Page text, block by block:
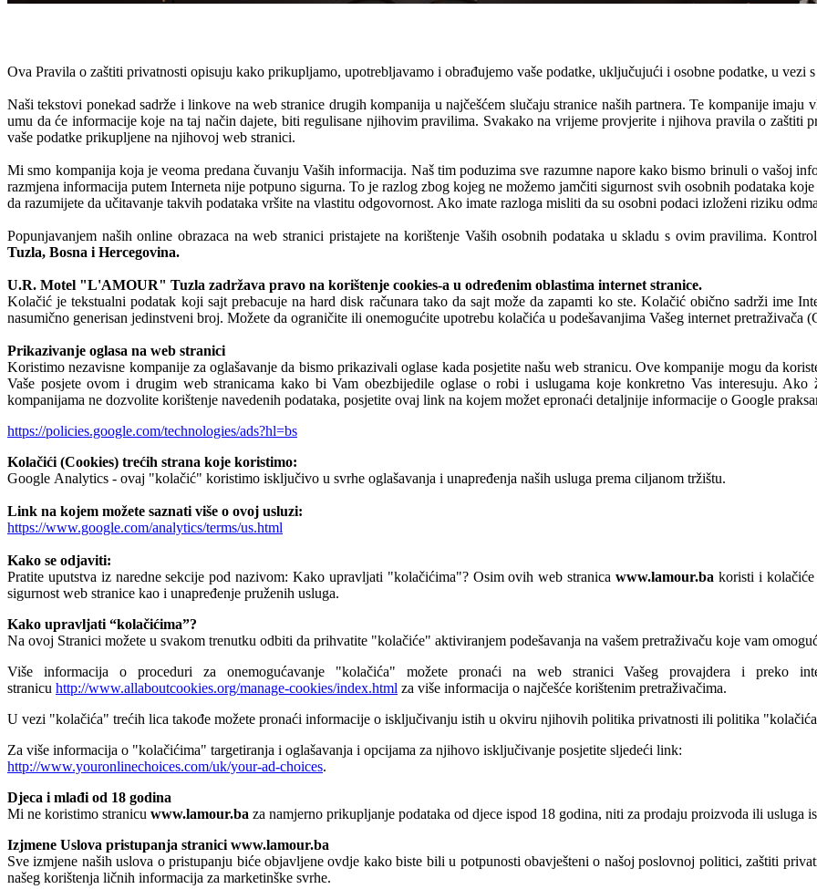
Ova Pravila o zaštiti privatnosti opisuju kako prikupljamo, upotrebljavamo i obrađujemo vaše podatke, uključujući i osobne podatke, u vezi
Naši tekstovi ponekad sadrže i linkove na web stranice drugih kompanija u najčešćem slučaju stranice naših partnera. Te kompanije
umu da će informacije koje na taj način dajete, biti regulisane njihovim pravilima. Svakako na vrijeme provjerite i njihova pravila o zaštiti
vaše podatke prikupljene na njihovoj web stranici.
Mi smo kompanija koja je veoma predana čuvanju Vaših informacija. Naš tim poduzima sve razumne napore kako bismo brinuli o vašoj
razmjena informacija putem Interneta nije potpuno sigurna. To je razlog zbog kojeg ne možemo jamčiti sigurnost svih osobnih podataka
da razumijete da učitavanje takvih podataka vršite na vlastitu odgovornost. Ako imate razloga misliti da su osobni podaci izloženi riziku
Popunjavanjem naših online obrazaca na web stranici pristajete na korištenje Vaših osobnih podataka u skladu s ovim pravilima.
Tuzla, Bosna i Hercegovina.
U.R. Motel "L'AMOUR" Tuzla zadržava pravo na korištenje cookies-a u određenim oblastima internet stranice.
Kolačić je tekstualni podatak koji sajt prebacuje na hard disk računara tako da sajt može da zapamti ko ste. Kolačić obično sadrži ime
nasumično generisan jedinstveni broj. Možete da ograničite ili onemogućite upotrebu kolačića u podešavanjima Vašeg internet pretraživača
Prikazivanje oglasa na web stranici
Koristimo nezavisne kompanije za oglašavanje da bismo prikazivali oglase kada posjetite našu web stranicu. Ove kompanije mogu da
Vaše posjete ovom i drugim web stranicama kako bi Vam obezbijedile oglase o robi i uslugama koje konkretno Vas interesuju.
kompanijama ne dozvolite korištenje navedenih podataka, posjetite ovaj link na kojem možet epronaći detaljnije informacije o Google
https://policies.google.com/technologies/ads?hl=bs
Kolačići (Cookies) trećih strana koje koristimo:
Google Analytics - ovaj "kolačić" koristimo isključivo u svrhe oglašavanja i unapređenja naših usluga prema ciljanom tržištu.
Link na kojem možete saznati više o ovoj usluzi:
https://www.google.com/analytics/terms/us.html
Kako se odjaviti:
Pratite uputstva iz naredne sekcije pod nazivom: Kako upravljati "kolačićima"? Osim ovih web stranica www.lamour.ba koristi i kolačiće
sigurnost web stranice kao i unapređenje pruženih usluga.
Kako upravljati “kolačićima”?
Na ovoj Stranici možete u svakom trenutku odbiti da prihvatite "kolačiće" aktiviranjem podešavanja na vašem pretraživaču koje vam
Više informacija o proceduri za onemogućavanje "kolačića" možete pronaći na web stranici Vašeg provajdera i preko
stranicu http://www.allaboutcookies.org/manage-cookies/index.html za više informacija o najčešće korištenim pretraživačima.
U vezi "kolačića" trećih lica takođe možete pronaći informacije o isključivanju istih u okviru njihovih politika privatnosti ili politika
Za više informacija o "kolačićima" targetiranja i oglašavanja i opcijama za njihovo isključivanje posjetite sljedeći link:
http://www.youronlinechoices.com/uk/your-ad-choices.
Djeca i mlađi od 18 godina
Mi ne koristimo stranicu www.lamour.ba za namjerno prikupljanje podataka od djece ispod 18 godina, niti za prodaju proizvoda ili usluga
Izjmene Uslova pristupanja stranici www.lamour.ba
Sve izmjene naših uslova o pristupanju biće objavljene ovdje kako biste bili u potpunosti obavješteni o našoj poslovnoj politici, zaštiti
našeg korištenja ličnih informacija za marketinške svrhe.